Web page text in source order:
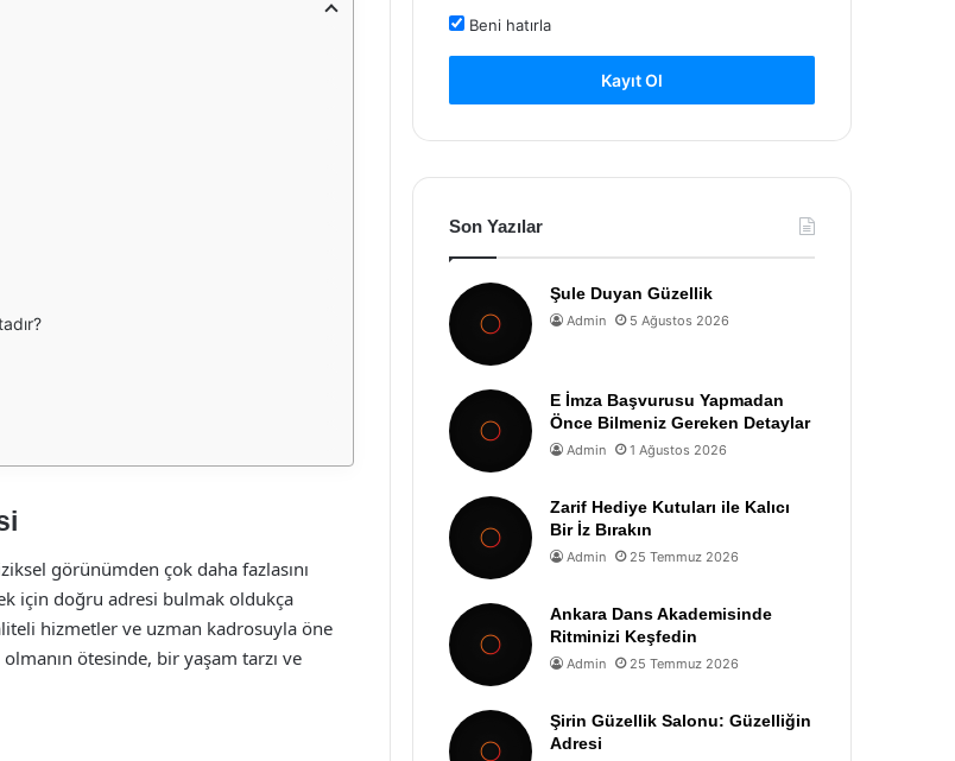
görünümden çok daha fazlasını
için doğru adresi bulmak oldukça
hizmetler ve uzman kadrosuyla öne
ötesinde, bir yaşam tarzı ve
Beni hatırla
Kayıt Ol
Son Yazılar
Şule Duyan Güzellik
Admin 5 Ağustos 2026
E İmza Başvurusu Yapmadan
Önce Bilmeniz Gereken Detaylar
Admin 1 Ağustos 2026
Zarif Hediye Kutuları ile Kalıcı
Bir İz Bırakın
Admin 25 Temmuz 2026
Ankara Dans Akademisinde
Ritminizi Keşfedin
Admin 25 Temmuz 2026
Şirin Güzellik Salonu: Güzelliğin
Adresi